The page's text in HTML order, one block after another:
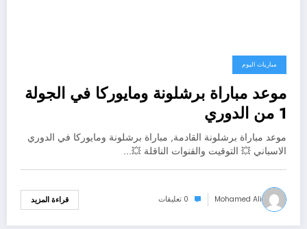
مباريات اليوم
موعد مباراة برشلونة ومايوركا في الجولة
1 من الدوري
موعد مباراة برشلونة القادمة, مباراة برشلونة ومايوركا في الدوري
الاسباني 💥 التوقيت والقنوات الناقلة 💥…
Mohamed Ali 0 تعليقات قراءة المزيد